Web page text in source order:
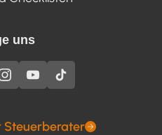
uns
Steuerberater